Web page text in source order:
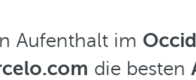
Aufenthalt im
die besten